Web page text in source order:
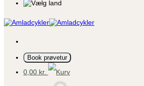
Book prøvetur
0,00 kr.